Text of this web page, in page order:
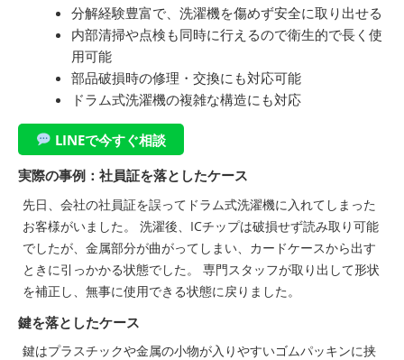
分解経験豊富で、洗濯機を傷めず安全に取り出せる
内部清掃や点検も同時に行えるので衛生的で長く使
用可能
部品破損時の修理・交換にも対応可能
ドラム式洗濯機の複雑な構造にも対応
LINEで今すぐ相談
実際の事例：社員証を落としたケース
先日、会社の社員証を誤ってドラム式洗濯機に入れてしまった
お客様がいました。 洗濯後、ICチップは破損せず読み取り可能
でしたが、金属部分が曲がってしまい、カードケースから出す
ときに引っかかる状態でした。 専門スタッフが取り出して形状
を補正し、無事に使用できる状態に戻りました。
鍵を落としたケース
鍵はプラスチックや金属の小物が入りやすいゴムパッキンに挟